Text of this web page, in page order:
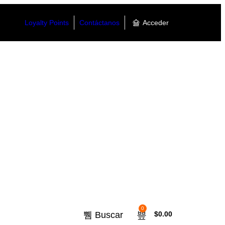
Loyalty Points Contáctanos Acceder
Buscar
0
$0.00